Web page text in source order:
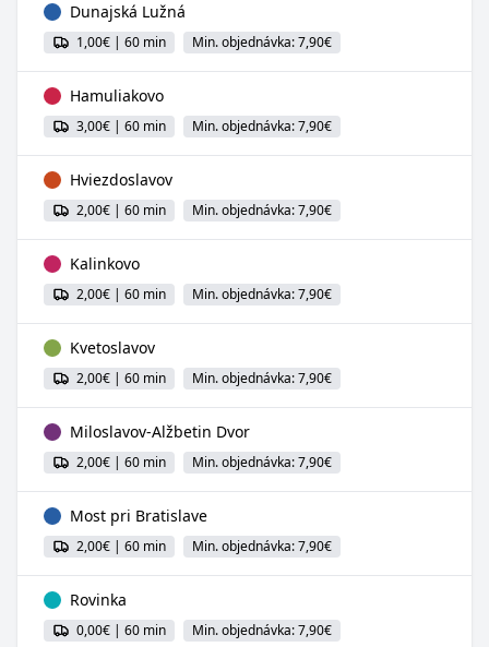
Dunajská Lužná
1,00€ | 60 min Min. objednávka: 7,90€
Hamuliakovo
3,00€ | 60 min Min. objednávka: 7,90€
Hviezdoslavov
2,00€ | 60 min Min. objednávka: 7,90€
Kalinkovo
2,00€ | 60 min Min. objednávka: 7,90€
Kvetoslavov
2,00€ | 60 min Min. objednávka: 7,90€
Miloslavov-Alžbetin Dvor
2,00€ | 60 min Min. objednávka: 7,90€
Most pri Bratislave
2,00€ | 60 min Min. objednávka: 7,90€
Rovinka
0,00€ | 60 min Min. objednávka: 7,90€